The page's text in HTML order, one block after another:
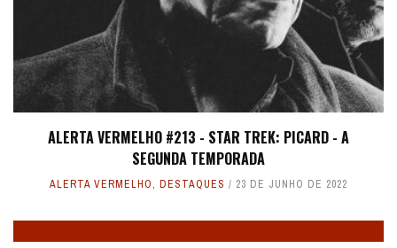
ALERTA VERMELHO #213 - STAR TREK: PICARD - A
SEGUNDA TEMPORADA
ALERTA VERMELHO, DESTAQUES 23 DE JUNHO DE 2022